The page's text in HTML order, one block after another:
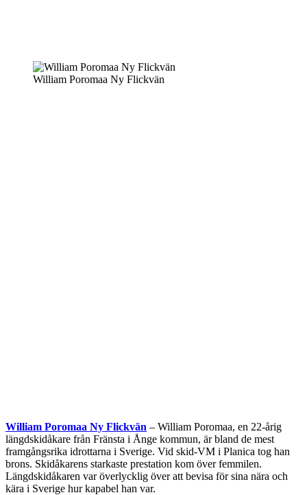
William Poromaa Ny Flickvän
William Poromaa Ny Flickvän – William Poromaa, en 22-årig
längdskidåkare från Fränsta i Ånge kommun, är bland de mest
framgångsrika idrottarna i Sverige. Vid skid-VM i Planica tog han
brons. Skidåkarens starkaste prestation kom över femmilen.
Längdskidåkaren var överlycklig över att bevisa för sina nära och
kära i Sverige hur kapabel han var.